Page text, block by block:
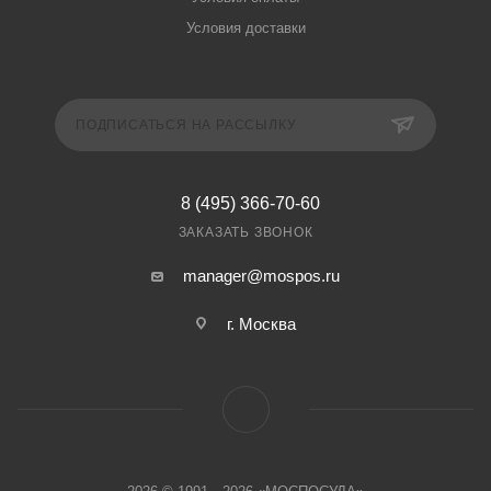
Условия доставки
8 (495) 366-70-60
ЗАКАЗАТЬ ЗВОНОК
manager@mospos.ru
г. Москва